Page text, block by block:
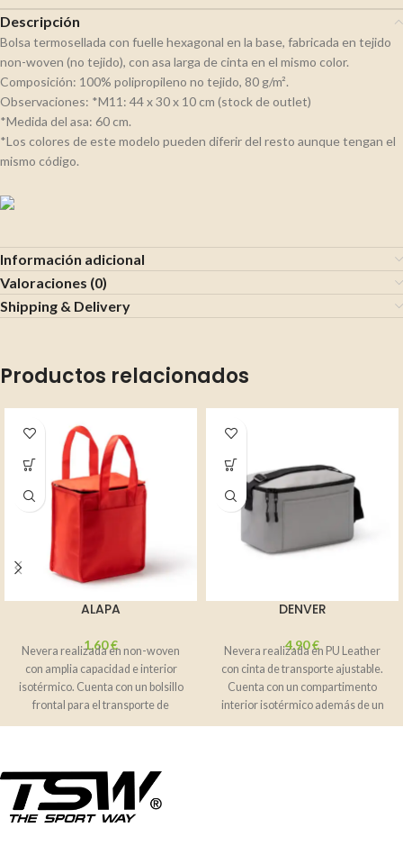
Descripción
Bolsa termosellada con fuelle hexagonal en la base, fabricada en tejido
non-woven (no tejido), con asa larga de cinta en el mismo color.
Composición: 100% polipropileno no tejido, 80 g/m².
Observaciones: *M11: 44 x 30 x 10 cm (stock de outlet)
*Medida del asa: 60 cm.
*Los colores de este modelo pueden diferir del resto aunque tengan el
mismo código.
Información adicional
Valoraciones (0)
Shipping & Delivery
Productos relacionados
ALAPA
1,60€
Nevera realizada en non-woven
con amplia capacidad e interior
isotérmico. Cuenta con un bolsillo
frontal para el transporte de
elementos
DENVER
4,90€
Nevera realizada en PU Leather
con cinta de transporte ajustable.
Cuenta con un compartimento
interior isotérmico además de un
práctico